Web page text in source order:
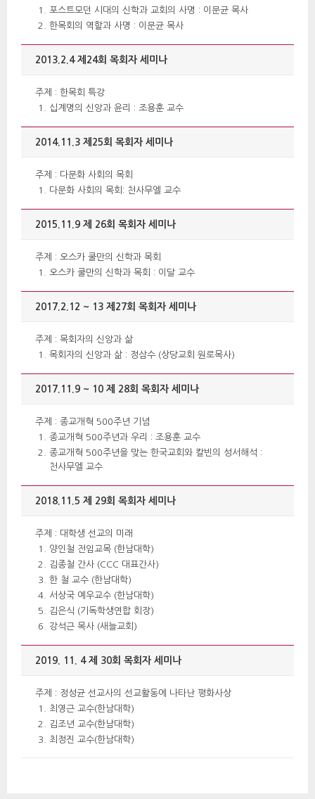
포스트모던 시대의 신학과 교회의 사명 : 이문균 목사
한목회의 역할과 사명 : 이문균 목사
2013.2.4 제24회 목회자 세미나
주제 : 한목회 특강
십계명의 신앙과 윤리 : 조용훈 교수
2014.11.3 제25회 목회자 세미나
주제 : 다문화 사회의 목회
다문화 사회의 목회: 천사무엘 교수
2015.11.9 제 26회 목회자 세미나
주제 : 오스카 쿨만의 신학과 목회
오스카 쿨만의 신학과 목회 : 이달 교수
2017.2.12 ~ 13 제27회 목회자 세미나
주제 : 목회자의 신앙과 삶
목회자의 신앙과 삶 : 정삼수 (상당교회 원로목사)
2017.11.9 ~ 10 제 28회 목회자 세미나
주제 : 종교개혁 500주년 기념
종교개혁 500주년과 우리 : 조용훈 교수
종교개혁 500주년을 맞는 한국교회와 칼빈의 성서해석 :
천사무엘 교수
2018.11.5 제 29회 목회자 세미나
주제 : 대학생 선교의 미래
양인철 전임교목 (한남대학)
김종철 간사 (CCC 대표간사)
한 철 교수 (한남대학)
서상국 예우교수 (한남대학)
김은식 (기독학생연합 회장)
강석근 목사 (새늘교회)
2019. 11. 4 제 30회 목회자 세미나
주제 : 정성균 선교사의 선교활동에 나타난 평화사상
최영근 교수(한남대학)
김조년 교수(한남대학)
최정진 교수(한남대학)